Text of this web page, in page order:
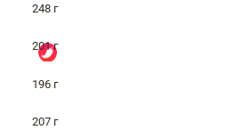
248 г
201 г
196 г
207 г